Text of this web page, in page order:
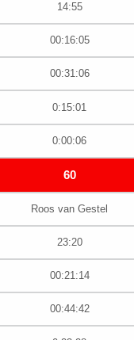
14:55
00:16:05
00:31:06
0:15:01
0:00:06
60
Roos van Gestel
23:20
00:21:14
00:44:42